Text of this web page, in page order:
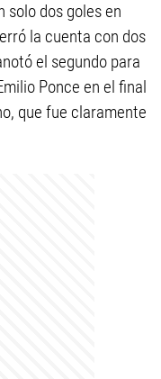
solo dos goles en
la cuenta con dos
el segundo para
Ponce en el final
que fue claramente